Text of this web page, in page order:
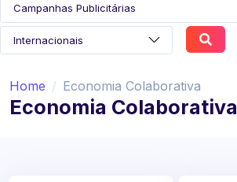
Home Economia Colaborativa
Economia Colaborativa